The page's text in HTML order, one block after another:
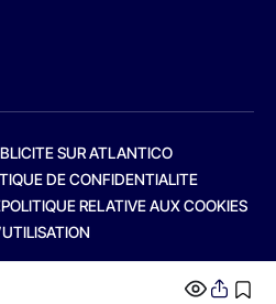
SUR ATLANTICO
DE CONFIDENTIALITE
POLITIQUE RELATIVE AUX COOKIES